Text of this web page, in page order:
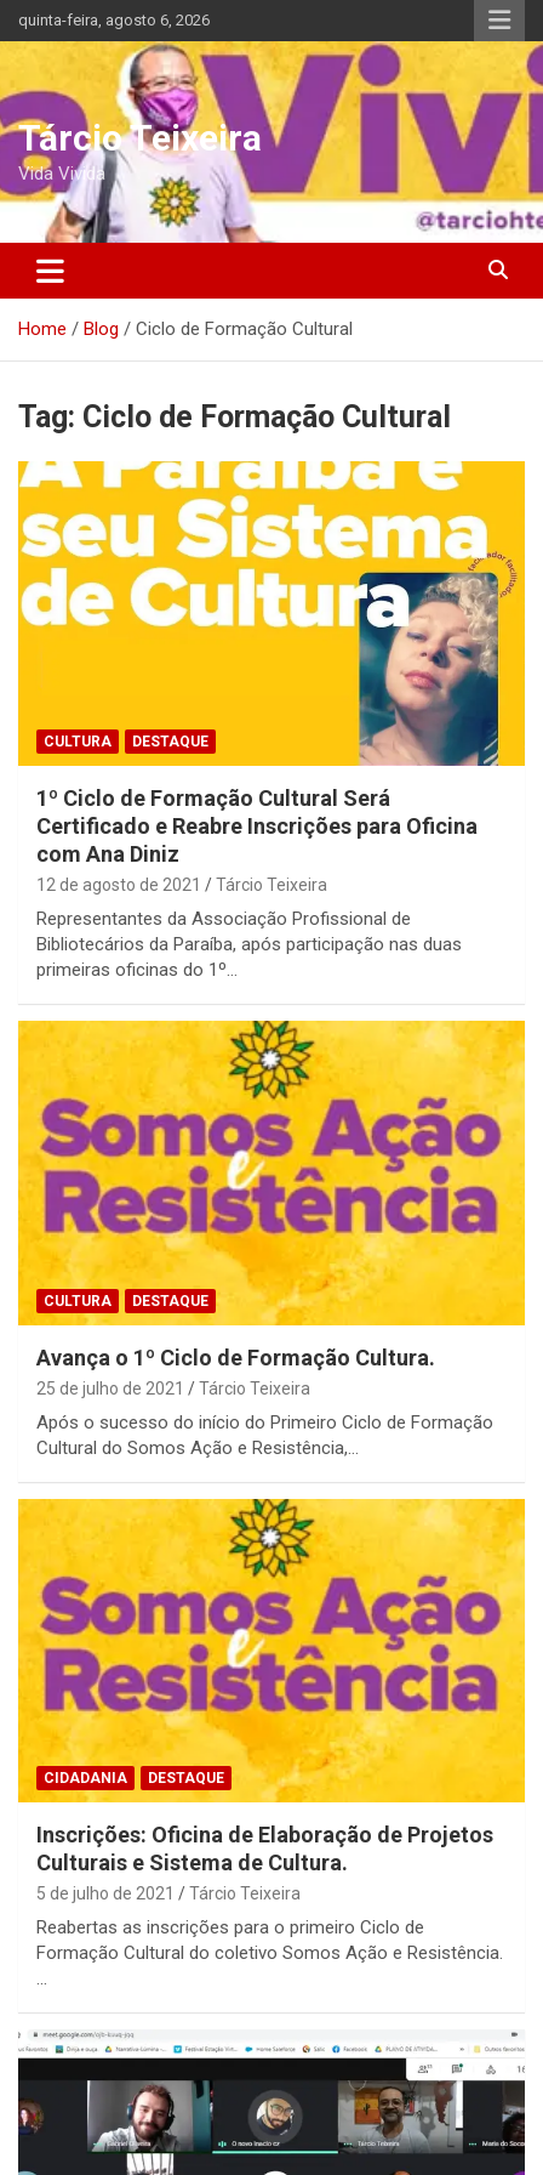
to
quinta-feira, agosto 6, 2026
Tárcio Teixeira
Vida Vivida
Home Blog Ciclo de Formação Cultural
Tag: Ciclo de Formação Cultural
CULTURA DESTAQUE
1º Ciclo de Formação Cultural Será
Certificado e Reabre Inscrições para Oficina
com Ana Diniz
12 de agosto de 2021 Tárcio Teixeira
Representantes da Associação Profissional de
Bibliotecários da Paraíba, após participação nas duas
primeiras oficinas do 1º…
CULTURA DESTAQUE
Avança o 1º Ciclo de Formação Cultura.
25 de julho de 2021 Tárcio Teixeira
Após o sucesso do início do Primeiro Ciclo de Formação
Cultural do Somos Ação e Resistência,…
CIDADANIA DESTAQUE
Inscrições: Oficina de Elaboração de Projetos
Culturais e Sistema de Cultura.
5 de julho de 2021 Tárcio Teixeira
Reabertas as inscrições para o primeiro Ciclo de
Formação Cultural do coletivo Somos Ação e Resistência.
…